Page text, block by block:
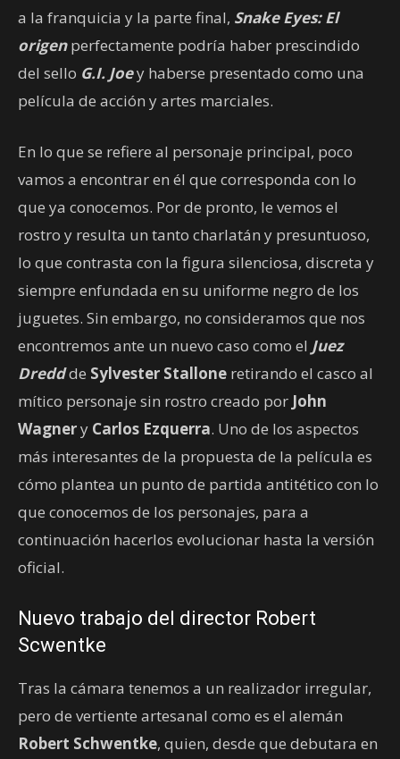
a la franquicia y la parte final, Snake Eyes: El
origenperfectamente podría haber prescindido
del sello G.I. Joey haberse presentado como una
película de acción y artes marciales.
En lo que se refiere al personaje principal, poco
vamos a encontrar en él que corresponda con lo
que ya conocemos. Por de pronto, le vemos el
rostro y resulta un tanto charlatán y presuntuoso,
lo que contrasta con la figura silenciosa, discreta y
siempre enfundada en su uniforme negro de los
juguetes. Sin embargo, no consideramos que nos
encontremos ante un nuevo caso como el Juez
Dreddde Sylvester Stallone retirando el casco al
mítico personaje sin rostro creado por John
Wagnery Carlos Ezquerra. Uno de los aspectos
más interesantes de la propuesta de la película es
cómo plantea un punto de partida antitético con lo
que conocemos de los personajes, para a
continuación hacerlos evolucionar hasta la versión
oficial.
Nuevo trabajo del director Robert
Scwentke
Tras la cámara tenemos a un realizador irregular,
pero de vertiente artesanal como es el alemán
Robert Schwentke, quien, desde que debutara en